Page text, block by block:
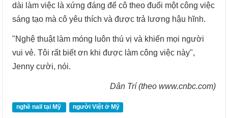
dài làm việc là xứng đáng để cô theo đuổi một công việc
sáng tạo mà cô yêu thích và được trả lương hậu hĩnh.
"Nghệ thuật làm móng luôn thú vị và khiến mọi người
vui vẻ. Tôi rất biết ơn khi được làm công việc này",
Jenny cười, nói.
Dân Trí (theo www.cnbc.com)
nghề nail tại Mỹ người Việt ở Mỹ